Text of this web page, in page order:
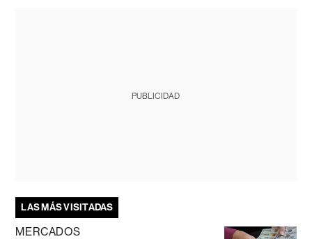
PUBLICIDAD
LAS MÁS VISITADAS
MERCADOS